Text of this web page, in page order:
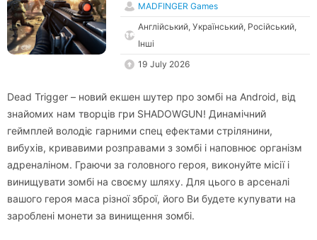
MADFINGER Games
Англійський, Український, Російський,
Інші
19 July 2026
Dead Trigger – новий екшен шутер про зомбі на Android, від
знайомих нам творців гри SHADOWGUN! Динамічний
геймплей володіє гарними спец ефектами стрілянини,
вибухів, кривавими розправами з зомбі і наповнює організм
адреналіном. Граючи за головного героя, виконуйте місії і
винищувати зомбі на своєму шляху. Для цього в арсеналі
вашого героя маса різної зброї, його Ви будете купувати на
зароблені монети за винищення зомбі.